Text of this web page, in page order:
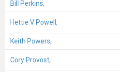
Bill Perkins,
Hettie V Powell,
Keith Powers,
Cory Provost,